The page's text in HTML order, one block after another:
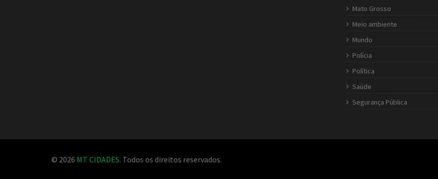
Mato Grosso
Meio ambiente
Mundo
Polícia
Política
Saúde
Segurança Pública
© 2026 MT CIDADES. Todos os direitos reservados.